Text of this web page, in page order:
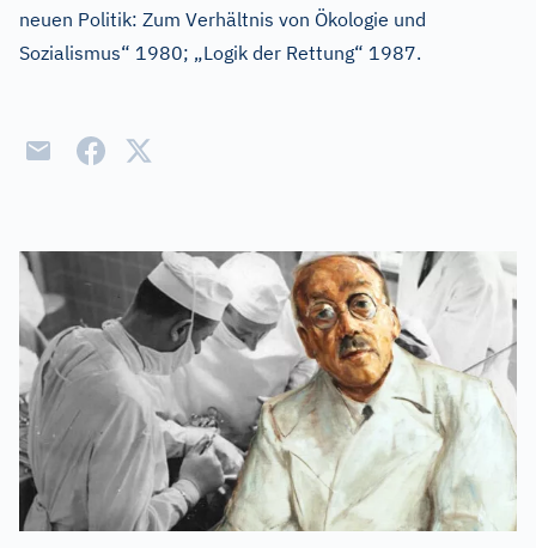
neuen Politik: Zum Verhältnis von Ökologie und
Sozialismus“ 1980; „Logik der Rettung“ 1987.